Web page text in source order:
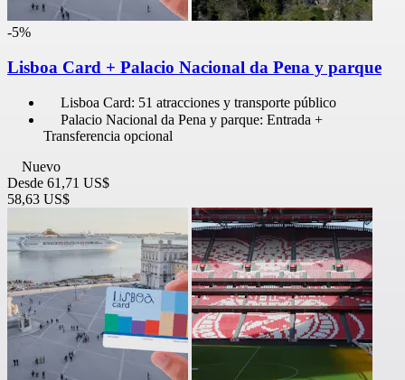
-5%
Lisboa Card + Palacio Nacional da Pena y parque
Lisboa Card: 51 atracciones y transporte público
Palacio Nacional da Pena y parque: Entrada +
Transferencia opcional
Nuevo
Desde 61,71 US$
58,63 US$